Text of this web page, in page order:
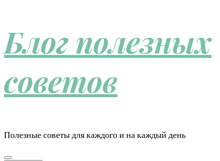
Блог полезных
советов
Полезные советы для каждого и на каждый день